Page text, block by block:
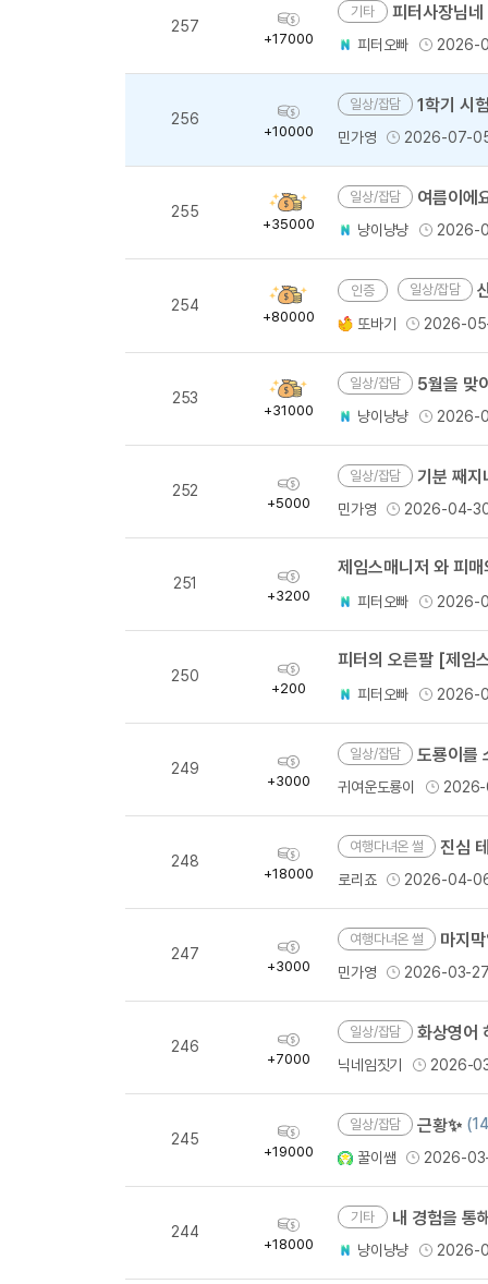
257
획
득
+17000
기타 피터사장님네 조별과
피터오빠 2026-
256
획
득
+10000
일상/잡담 1학기 시험
민가영 2026-07-
255
획
득
+35000
일상/잡담 여름이에
냥이냥냥 2026-
254
획
득
+80000
일상/잡담
또바기 2026-
253
획
득
+31000
일상/잡담 5월을 맞
냥이냥냥 2026-
252
획
득
+5000
일상/잡담 기분 째지
민가영 2026-04-
251
획
득
+3200 피터오빠 2026-
250
획
득
+200
피터의 오른팔 [제임
피터오빠 2026-
249
획
득
+3000
일상/잡담 도룡이를
귀여운도룡이
248
획
득
+18000
여행다녀온 썰 진심
로리죠 2026-04-
247
획
득
+3000
여행다녀온 썰 마지
민가영 2026-03-
246
획
득
+7000
일상/잡담 화상영어
닉네임짓기 2026-
245
획
득
+19000
일상/잡담 근황✨
꿀이쌤
2026-
244
획
득
+18000
기타 내 경험을 통
냥이냥냥 2026-